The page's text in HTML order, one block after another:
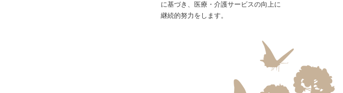
に基づき、医療・介護サービスの向上に
継続的努力をします。